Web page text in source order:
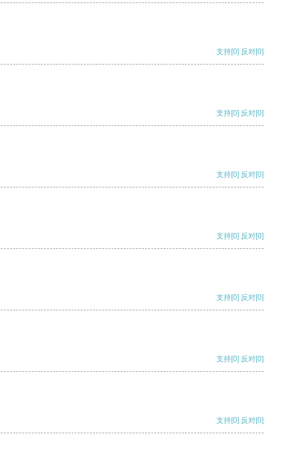
支持[0] 反对[0]
支持[0] 反对[0]
支持[0] 反对[0]
支持[0] 反对[0]
支持[0] 反对[0]
支持[0] 反对[0]
支持[0] 反对[0]